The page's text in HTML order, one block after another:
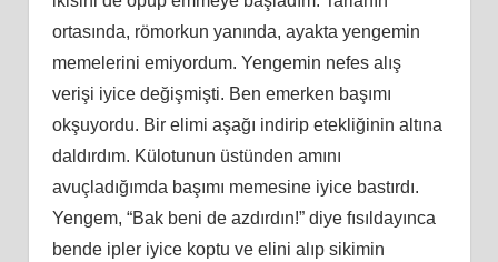
ortasında, römorkun yanında, ayakta yengemin
memelerini emiyordum. Yengemin nefes alış
verişi iyice değişmişti. Ben emerken başımı
okşuyordu. Bir elimi aşağı indirip etekliğinin altına
daldırdım. Külotunun üstünden amını
avuçladığımda başımı memesine iyice bastırdı.
Yengem, “Bak beni de azdırdın!” diye fısıldayınca
bende ipler iyice koptu ve elini alıp sikimin